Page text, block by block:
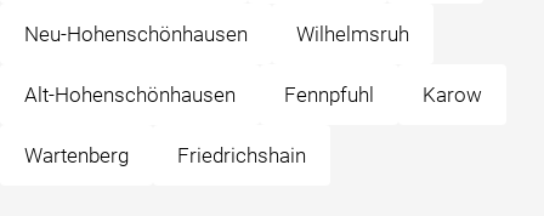
Neu-Hohenschönhausen Wilhelmsruh
Alt-Hohenschönhausen Fennpfuhl Karow
Wartenberg Friedrichshain